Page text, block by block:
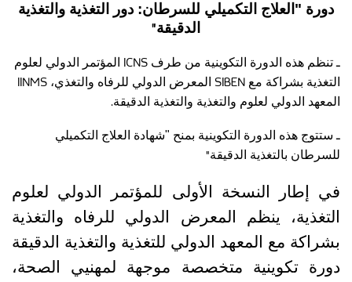
دورة "العلاج التكميلي للسرطان: دور التغذية والتغذية
الدقيقة"
ـ تنظم هذه الدورة التكوينية من طرف ICNS المؤتمر الدولي لعلوم
التغذية بشراكة مع SIBEN المعرض الدولي للرفاه والتغذي، IINMS
المعهد الدولي لعلوم والتغذية والتغذية الدقيقة.
ـ ستتوج هذه الدورة التكوينية بمنح "شهادة العلاج التكميلي
للسرطان بالتغذية الدقيقة"
في إطار
النسخة الأولى للمؤتمر الدولي لعلوم
التغذية، ينظم المعرض الدولي للرفاه والتغذية
بشراكة مع المعهد الدولي للتغذية والتغذية الدقيقة
دورة تكوينية متخصصة موجهة لمهنيي الصحة،